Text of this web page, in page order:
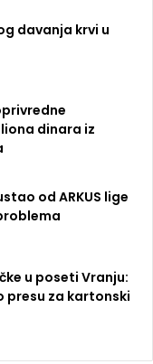
davanja krvi u
dinara iz
od ARKUS lige
u poseti Vranju:
presu za kartonski